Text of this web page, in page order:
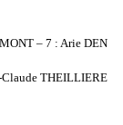
– 7 : Arie DEN
THEILLIERE